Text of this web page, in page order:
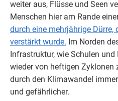
weiter aus, Flüsse und Seen
Menschen hier am Rande
durch eine mehrjährige
verstärkt wurde. Im Norden
Infrastruktur, wie Schulen und
wieder von heftigen Zyklonen
durch den Klimawandel
und gefährlicher.